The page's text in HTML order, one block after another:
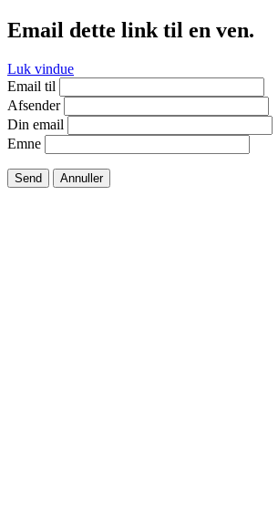
Email dette link til en ven.
Luk vindue
Email til
Afsender
Din email
Emne
Send Annuller